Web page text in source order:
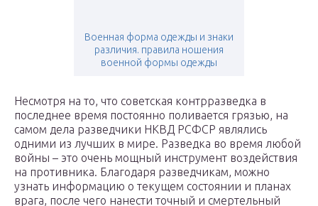
Военная форма одежды и знаки
различия. правила ношения
военной формы одежды
Несмотря на то, что советская контрразведка в
последнее время постоянно поливается грязью, на
самом дела разведчики НКВД РСФСР являлись
одними из лучших в мире. Разведка во время любой
войны – это очень мощный инструмент воздействия
на противника. Благодаря разведчикам, можно
узнать информацию о текущем состоянии и планах
врага, после чего нанести точный и смертельный